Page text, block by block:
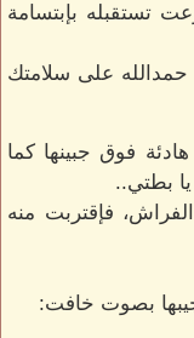
تستقبله بإبتسامة
على سلامتك
فوق جبينها كما
بطتي..
فإقتربت منه
بصوت خافت: